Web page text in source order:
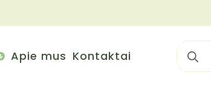
Apie mus Kontaktai
Search
for: